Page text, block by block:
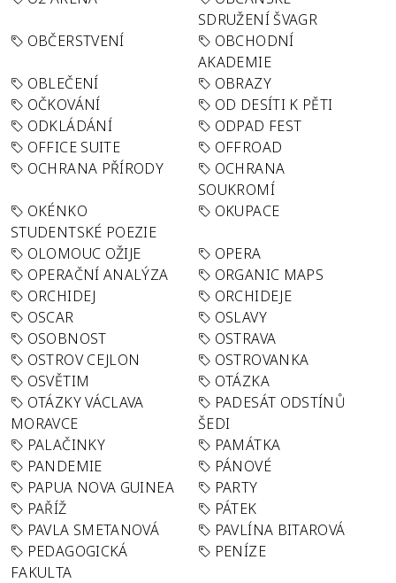
SDRUŽENÍ ŠVAGR
OBČERSTVENÍ
OBCHODNÍ
AKADEMIE
OBLEČENÍ
OBRAZY
OČKOVÁNÍ
OD DESÍTI K PĚTI
ODKLÁDÁNÍ
ODPAD FEST
OFFICE SUITE
OFFROAD
OCHRANA PŘÍRODY
OCHRANA
SOUKROMÍ
OKÉNKO
STUDENTSKÉ POEZIE
OKUPACE
OLOMOUC OŽIJE
OPERA
OPERAČNÍ ANALÝZA
ORGANIC MAPS
ORCHIDEJ
ORCHIDEJE
OSCAR
OSLAVY
OSOBNOST
OSTRAVA
OSTROV CEJLON
OSTROVANKA
OSVĚTIM
OTÁZKA
OTÁZKY VÁCLAVA
MORAVCE
PADESÁT ODSTÍNŮ
ŠEDI
PALAČINKY
PAMÁTKA
PANDEMIE
PÁNOVÉ
PAPUA NOVA GUINEA
PARTY
PAŘÍŽ
PÁTEK
PAVLA SMETANOVÁ
PAVLÍNA BITAROVÁ
PEDAGOGICKÁ
FAKULTA
PENÍZE